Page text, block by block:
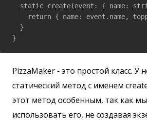
static create(event: { name:
return { name: event.name,
  }
}
PizzaMaker - это простой класс. У
статический метод с именем
этот метод особенным, так как
использовать его, не создавая